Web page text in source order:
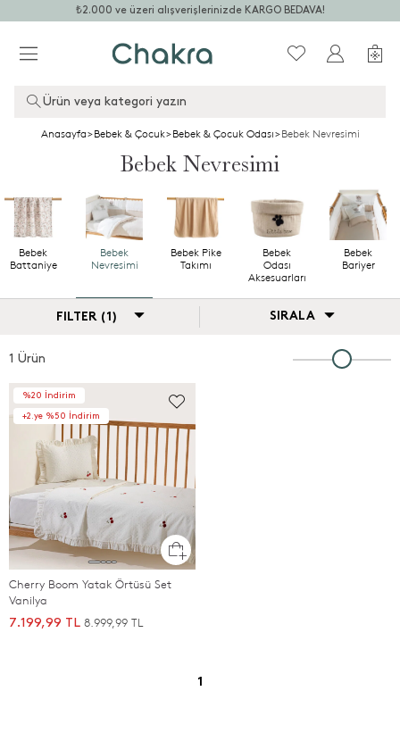
₺2.000 ve üzeri alışverişlerinizde KARGO BEDAVA!
Ürün veya kategori yazın
Anasayfa>Bebek & Çocuk>Bebek & Çocuk Odası>Bebek Nevresimi
Bebek Nevresimi
Bebek
Battaniye
Bebek
Nevresimi
Bebek Pike
Takımı
Bebek
Odası
Aksesuarları
Bebek
Bariyer
FILTER (1) SIRALA
1 Ürün
%20 İndirim
+2.ye %50 İndirim
Cherry Boom Yatak Örtüsü Set
Vanilya
7.199,99 TL 8.999,99 TL
1